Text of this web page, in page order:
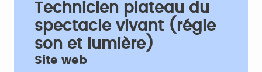
Technicien plateau du
spectacle vivant (régie
son et lumière)
Site web